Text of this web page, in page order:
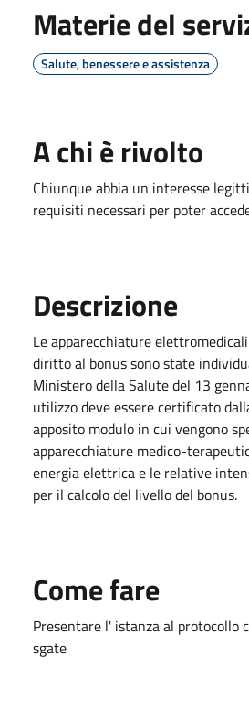
Materie del
Salute, benessere e assistenza
A chi è rivolto
Chiunque abbia un interesse
requisiti necessari per poter
Descrizione
Le apparecchiature
diritto al bonus sono state
Ministero della Salute del 13
utilizzo deve essere certificato
apposito modulo in cui vengono
apparecchiature medico-
energia elettrica e le relative
per il calcolo del livello del bonus.
Come fare
Presentare l' istanza al protocollo
sgate